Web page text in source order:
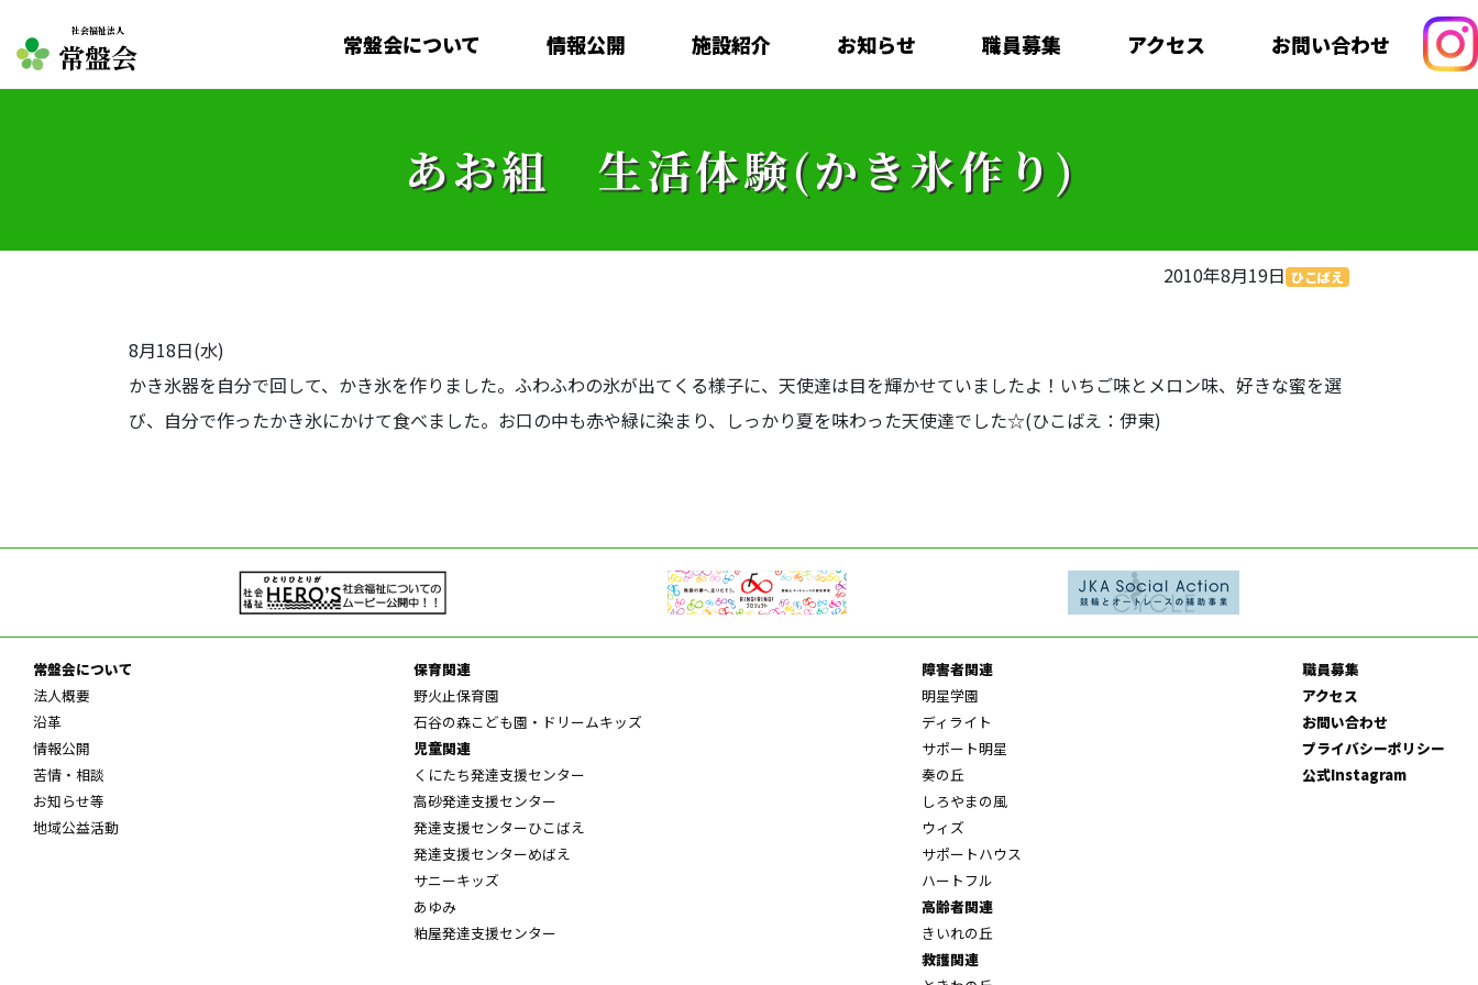
社会福祉法人
常盤会 常盤会について 情報公開 施設紹介 お知らせ 職員募集 アクセス お問い合わせ
あお組 生活体験(かき氷作り)
2010年8月19日 ひこばえ
8月18日(水)
かき氷器を自分で回して、かき氷を作りました。ふわふわの氷が出てくる様子に、天使達は目を輝かせていましたよ！いちご味とメロン味、好きな蜜を選
び、自分で作ったかき氷にかけて食べました。お口の中も赤や緑に染まり、しっかり夏を味わった天使達でした☆(ひこばえ：伊東)
常盤会について
法人概要
沿革
情報公開
苦情・相談
お知らせ等
地域公益活動
保育関連
野火止保育園
石谷の森こども園・ドリームキッズ
児童関連
くにたち発達支援センター
高砂発達支援センター
発達支援センターひこばえ
発達支援センターめばえ
サニーキッズ
あゆみ
粕屋発達支援センター
障害者関連
明星学園
ディライト
サポート明星
奏の丘
しろやまの風
ウィズ
サポートハウス
ハートフル
高齢者関連
きいれの丘
救護関連
職員募集
アクセス
お問い合わせ
プライバシーポリシー
公式Instagram